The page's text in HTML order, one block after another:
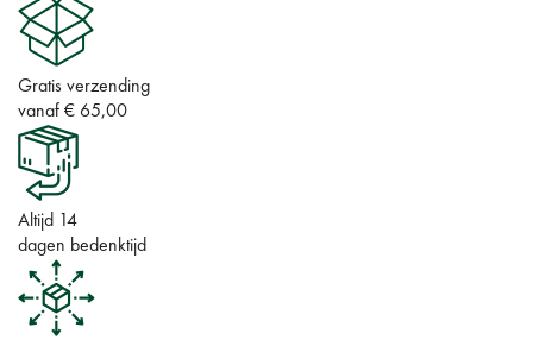
Gratis verzending
vanaf € 65,00
Altijd 14
dagen bedenktijd